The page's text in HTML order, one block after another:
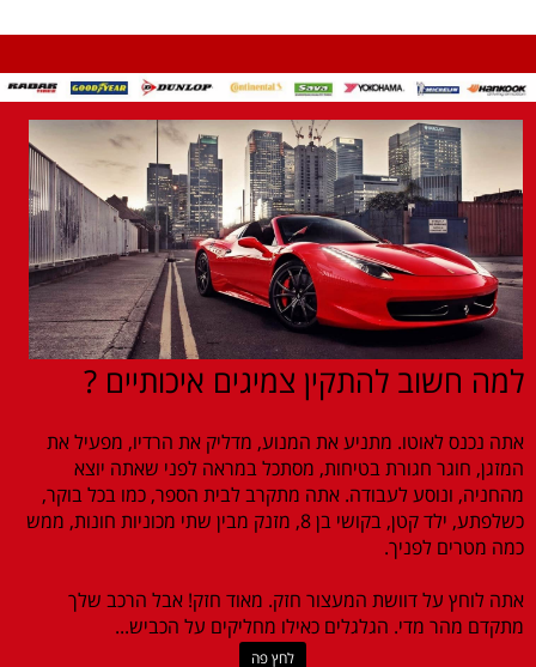
למה חשוב להתקין צמיגים איכותיים ?
אתה נכנס לאוטו. מתניע את המנוע, מדליק את הרדיו, מפעיל את
המזגן, חוגר חגורת בטיחות, מסתכל במראה לפני שאתה יוצא
מהחניה, ונוסע לעבודה. אתה מתקרב לבית הספר, כמו בכל בוקר,
כשלפתע, ילד קטן, בקושי בן 8, מזנק מבין שתי מכוניות חונות, ממש
כמה מטרים לפניך.
אתה לוחץ על דוושת המעצור חזק. מאוד חזק! אבל הרכב שלך
מתקדם מהר מדי. הגלגלים כאילו מחליקים על הכביש...
לחץ פה